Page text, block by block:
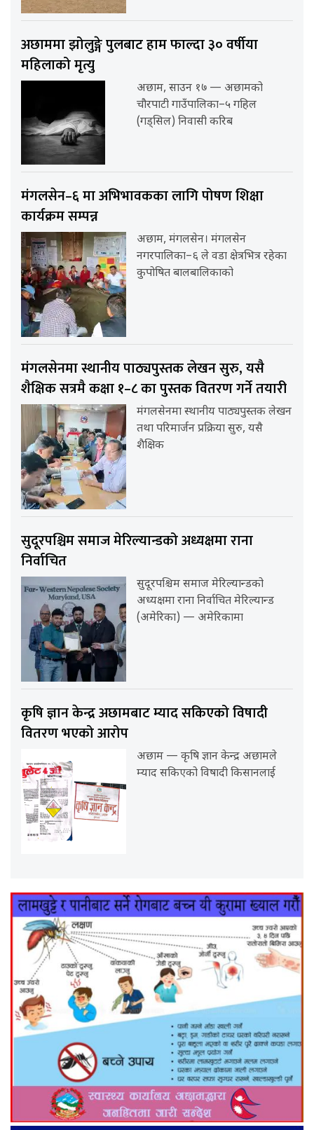
अछाममा झोलुङ्गे पुलबाट हाम फाल्दा ३० वर्षीया
महिलाको मृत्यु
अछाम, साउन १७ — अछामको
चौरपाटी गाउँपालिका–५ गहिल
(गड्सिल) निवासी करिब
मंगलसेन–६ मा अभिभावकका लागि पोषण शिक्षा
कार्यक्रम सम्पन्न
अछाम, मंगलसेन। मंगलसेन
नगरपालिका–६ ले वडा क्षेत्रभित्र रहेका
कुपोषित बालबालिकाको
मंगलसेनमा स्थानीय पाठ्यपुस्तक लेखन सुरु, यसै
शैक्षिक सत्रमै कक्षा १–८ का पुस्तक वितरण गर्ने तयारी
मंगलसेनमा स्थानीय पाठ्यपुस्तक लेखन
तथा परिमार्जन प्रक्रिया सुरु, यसै
शैक्षिक
सुदूरपश्चिम समाज मेरिल्यान्डको अध्यक्षमा राना
निर्वाचित
सुदूरपश्चिम समाज मेरिल्यान्डको
अध्यक्षमा राना निर्वाचित मेरिल्यान्ड
(अमेरिका) — अमेरिकामा
कृषि ज्ञान केन्द्र अछामबाट म्याद सकिएको विषादी
वितरण भएको आरोप
अछाम — कृषि ज्ञान केन्द्र अछामले
म्याद सकिएको विषादी किसानलाई